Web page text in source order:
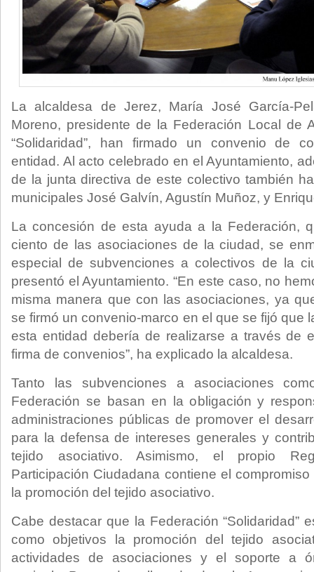
La alcaldesa de Jerez, María José García-
Moreno, presidente de la Federación Local de
“Solidaridad”, han firmado un convenio de
entidad. Al acto celebrado en el Ayuntamiento,
de la junta directiva de este colectivo también
municipales José Galvín, Agustín Muñoz, y
La concesión de esta ayuda a la Federación,
ciento de las asociaciones de la ciudad, se
especial de subvenciones a colectivos de la
presentó el Ayuntamiento. “En este caso, no
misma manera que con las asociaciones, ya
se firmó un convenio-marco en el que se fijó que
esta entidad debería de realizarse a través de
firma de convenios”, ha explicado la alcaldesa.
Tanto las subvenciones a asociaciones
Federación se basan en la obligación y
administraciones públicas de promover el
para la defensa de intereses generales y
tejido asociativo. Asimismo, el propio
Participación Ciudadana contiene el
la promoción del tejido asociativo.
Cabe destacar que la Federación “Solidaridad”
como objetivos la promoción del tejido
actividades de asociaciones y el soporte a